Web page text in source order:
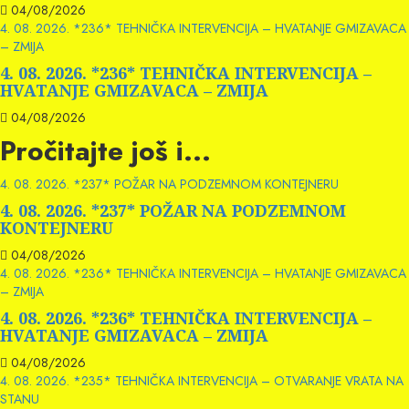
04/08/2026
4. 08. 2026. *236* TEHNIČKA INTERVENCIJA – HVATANJE GMIZAVACA
– ZMIJA
4. 08. 2026. *236* TEHNIČKA INTERVENCIJA –
HVATANJE GMIZAVACA – ZMIJA
04/08/2026
Pročitajte još i...
4. 08. 2026. *237* POŽAR NA PODZEMNOM KONTEJNERU
4. 08. 2026. *237* POŽAR NA PODZEMNOM
KONTEJNERU
04/08/2026
4. 08. 2026. *236* TEHNIČKA INTERVENCIJA – HVATANJE GMIZAVACA
– ZMIJA
4. 08. 2026. *236* TEHNIČKA INTERVENCIJA –
HVATANJE GMIZAVACA – ZMIJA
04/08/2026
4. 08. 2026. *235* TEHNIČKA INTERVENCIJA – OTVARANJE VRATA NA
STANU